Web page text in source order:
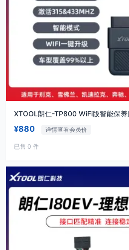
XTOOL朗仁-TP800 WiFi版智能保养
¥880 详情查看会员价
已售 0 件